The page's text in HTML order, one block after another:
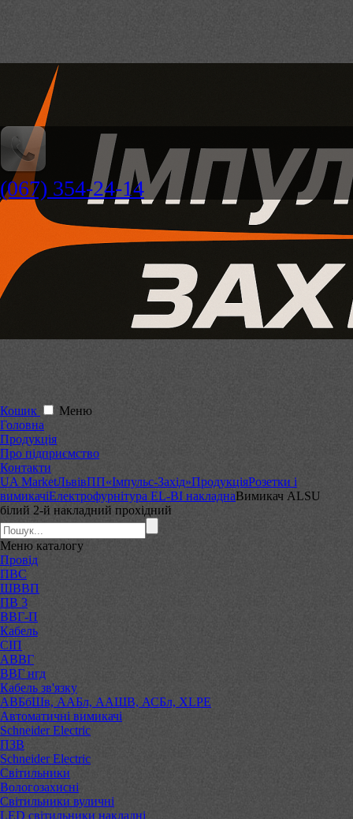
(067) 354-24-14
Кошик
Меню
Головна
Продукція
Про підприємство
Контакти
UA MarketЛьвівПП«Імпульс-Захід»ПродукціяРозетки і
вимикачіЕлектрофурнітура EL-BI накладнаВимикач ALSU
білий 2-й накладний прохідний
Меню каталогу
Провід
ПВС
ШВВП
ПВ 3
ВВГ-П
Кабель
СІП
АВВГ
ВВГ нгд
Кабель зв'язку
АВБбШв, ААБл, ААШВ, АСБл, XLPE
Автоматичні вимикачі
Schneider Electric
ПЗВ
Schneider Electric
Світильники
Вологозахисні
Світильники вуличні
LED світильники накладні